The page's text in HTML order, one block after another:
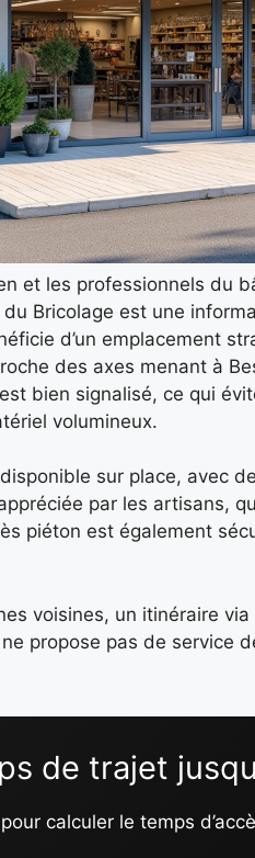
et les professionnels du
du Bricolage est une
d’un emplacement
des axes menant à
bien signalisé, ce qui
volumineux.
sur place, avec
par les artisans,
piéton est également
voisines, un itinéraire
ne propose pas de
de trajet
calculer le temps